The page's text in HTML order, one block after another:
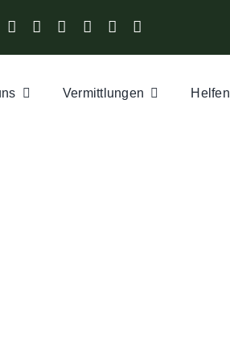
Vermittlungen Helfen